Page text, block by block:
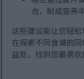
合，制成营养
这些建议能让您轻
在探索不同食谱的
益处。找到您最喜欢